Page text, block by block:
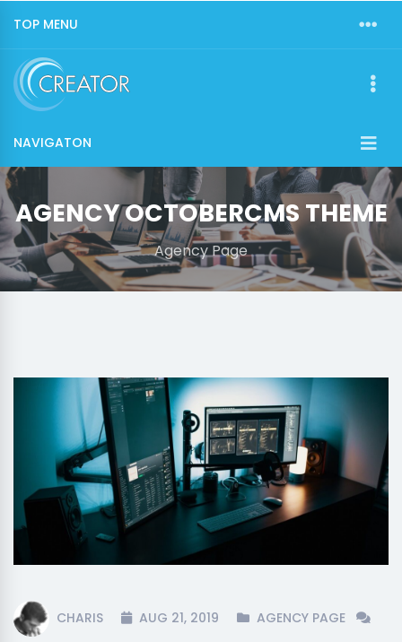
TOP MENU
NAVIGATON
AGENCY OCTOBERCMS THEME
Agency Page
CHARIS AUG 21, 2019 AGENCY PAGE